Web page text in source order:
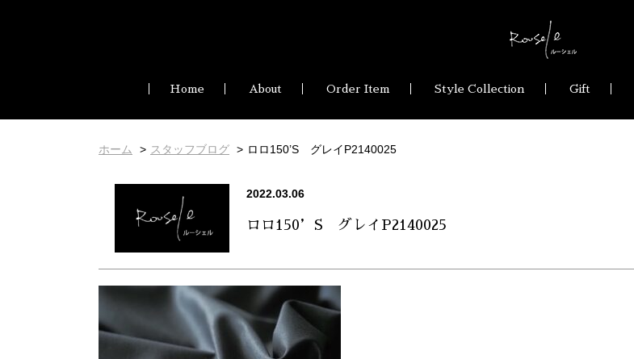
Home About Order Item Style Collection Gift
ホーム スタッフブログ ロロ150’S グレイP2140025
2022.03.06
ロロ150’S グレイP2140025